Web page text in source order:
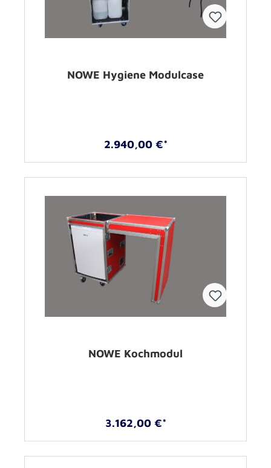
NOWE Hygiene Modulcase
2.940,00 €*
NOWE Kochmodul
3.162,00 €*